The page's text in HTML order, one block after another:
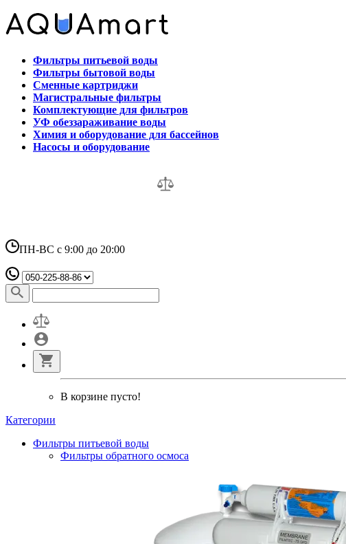
Фильтры питьевой воды
Фильтры бытовой воды
Сменные картриджи
Магистральные фильтры
Комплектующие для фильтров
УФ обеззараживание воды
Химия и оборудование для бассейнов
Насосы и оборудование
ПН-ВС с 9:00 до 20:00
В корзине пусто!
Категории
Фильтры питьевой воды
Фильтры обратного осмоса